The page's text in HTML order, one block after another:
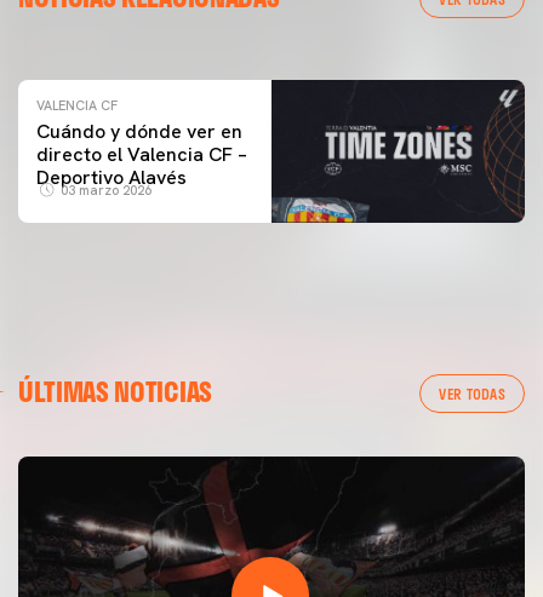
VALENCIA CF
Cuándo y dónde ver en
directo el Valencia CF –
Deportivo Alavés
03 marzo 2026
ÚLTIMAS NOTICIAS VER TODAS